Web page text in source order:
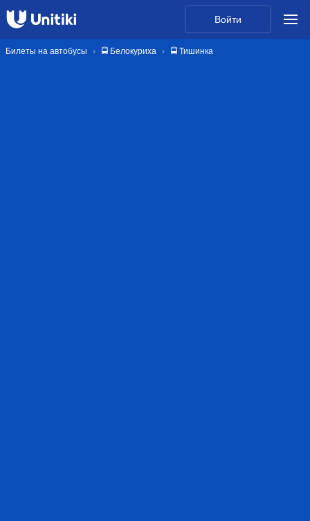
Войти
Билеты на автобусы 🚍 Белокуриха 🚍 Тишинка